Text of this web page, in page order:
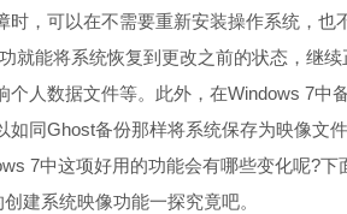
时，可以在不需要重新安装操作系统，
就能将系统恢复到更改之前的状态，继
个人数据文件等。此外，在Windows 7中
同Ghost备份那样将系统保存为映像文
7中这项好用的功能会有哪些变化呢?
建系统映像功能一探究竟吧。